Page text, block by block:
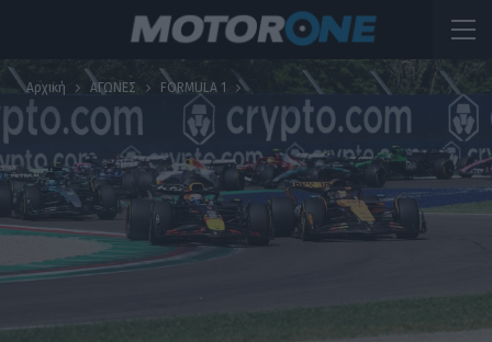
Αρχική ΑΓΩΝΕΣ FORMULA 1